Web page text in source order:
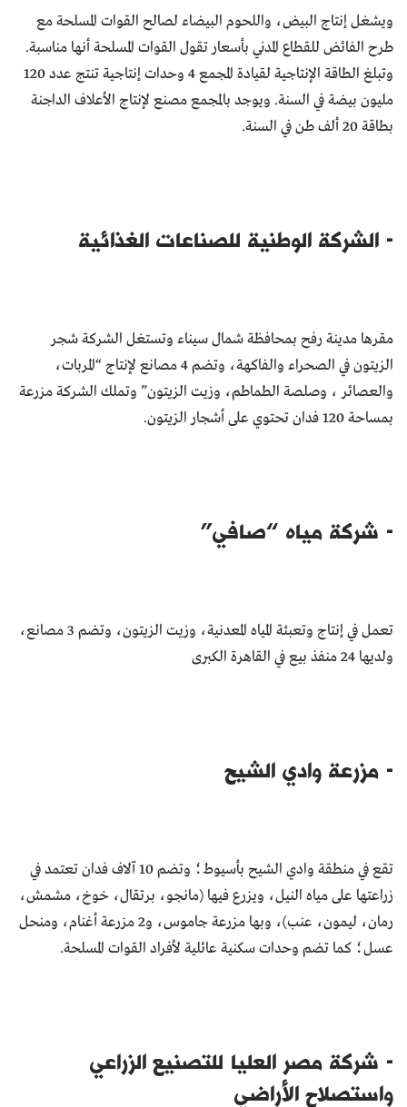
ويشغل إنتاج البيض، واللحوم البيضاء لصالح القـوات المسلحة مع
طرح الفائض للقطاع المدني بأسعار تقول القوات المسلحة أنها مناسبة.
وتبلغ الطاقة الإنتاجية لقيادة المجمع 4 وحدات إنتاجية تنتج عدد 120
مليون بيضة في السنة. ويوجد بالمجمع مصنع لإنتاج الأعلاف الداجنة
بطاقة 20 ألف طن في السنة.
- الشركة الوطنية للصناعات الغذائية
مقرها مدينة رفح بمحافظة شمال سيناء وتستغل الشركة شجر
الزيتون في الصحراء والفاكهة، وتضم 4 مصانع لإنتاج “المربات،
والعصائر ، وصلصة الطماطم، وزيت الزيتون” وتملك الشركة مزرعة
بمساحة 120 فدان تحتوي على أشجار الزيتون.
- شركة مياه “صافي”
تعمل في إنتاج وتعبئة المياه المعدنية، وزيت الزيتون، وتضـم 3 مصانـع،
ولديها 24 منفذ بيع في القاهرة الكبرى
- مزرعة وادي الشيح
تقع في منطقة وادي الشيح بأسيوط؛ وتضم 10 آلاف فدان تعتمد في
زراعتها على مياه النيل، ويزرع فيها (مانجو، برتقال، خوخ، مشمش،
رمان، ليمون، عنب)، وبها مزرعة جاموس، و2 مزرعة أغنام، ومنحل
عسل؛ كما تضم وحدات سكنية عائلية لأفراد القوات المسلحة.
- شركة مصر العليا للتصنيع الزراعي
واستصلاح الأراضي